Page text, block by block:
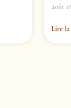
août
Lire